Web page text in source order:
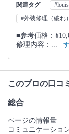
関連タグ
#外装修理（破れ）
■参考価格：
修理内容：...
このプロの口コ
総合
ページの情報量
コミュニケーショ